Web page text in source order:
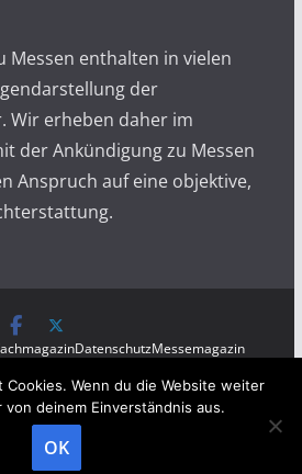
Messen enthalten in vielen
der
Wir erheben daher im
der Ankündigung zu Messen
Anspruch auf eine objektive,
DatenschutzMessemagazin
Messen auf doopin.de. All rights
reserved.
Cookies. Wenn du die Website weiter
deinem Einverständnis aus.
OK